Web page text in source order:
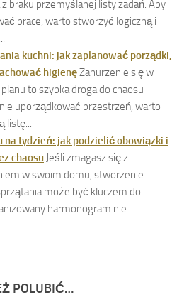
z braku przemyślanej listy zadań. Aby
prace, warto stworzyć logiczną i
kuchni: jak zaplanować porządki,
higienęZanurzenie się w
to szybka droga do chaosu i
uporządkować przestrzeń, warto
na tydzień: jak podzielić obowiązki i
chaosu Jeśli zmagasz się z
w swoim domu, stworzenie
może być kluczem do
harmonogram nie...
POLUBIĆ…